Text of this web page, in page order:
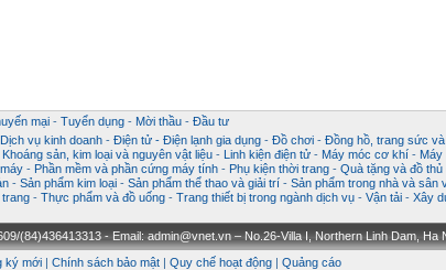
mại - Tuyển dụng - Mời thầu - Đầu tư
Dịch vụ kinh doanh - Điện tử - Điện lạnh gia dụng - Đồ chơi - Đồng hồ, trang sức
Khoáng sản, kim loại và nguyên vật liệu - Linh kiện điện tử - Máy móc cơ khí - Máy
- Phần mềm và phần cứng máy tính - Phụ kiện thời trang - Quà tặng và đồ thủ
- Sản phẩm kim loại - Sản phẩm thể thao và giải trí - Sản phẩm trong nhà và sân
- Thực phẩm và đồ uống - Trang thiết bị trong ngành dịch vụ - Vận tải - Xây
(84)436413313 - Email: admin@vnet.vn – No.26-Villa I, Northern Linh Dam, Ha
ký mới Chính sách bảo mật Quy chế hoạt động Quảng cáo